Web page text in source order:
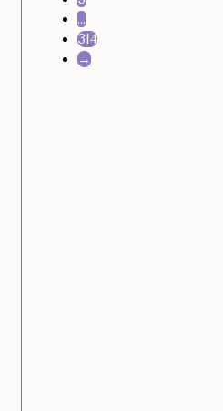
…
314
→